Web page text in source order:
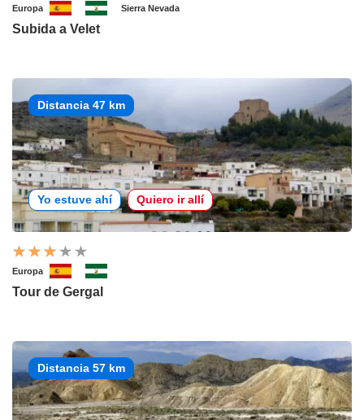
Europa Sierra Nevada
Subida a Velet
Distancia 47 km
Yo estuve ahí Quiero ir allí
Europa
Tour de Gergal
Distancia 57 km